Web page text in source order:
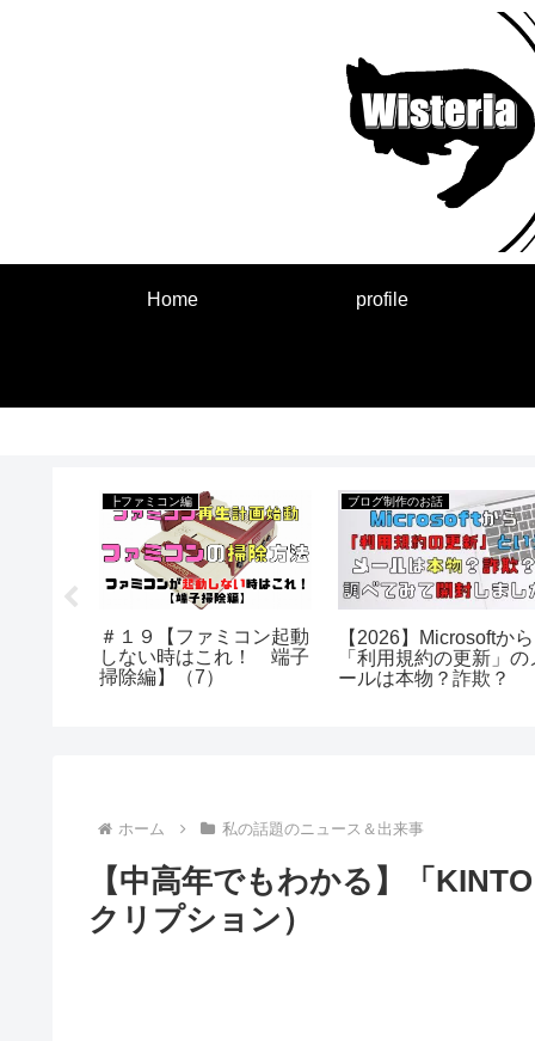
Home profile
┣ファミコン編
＃１９【ファミコン起動
しない時はこれ！ 端子
掃除編】（7）
ブログ制作のお話
【2026】Microsoftから
「利用規約の更新」の
ールは本物？詐欺？
ホーム 私の話題のニュース＆出来事
【中高年でもわかる】「
クリプション）